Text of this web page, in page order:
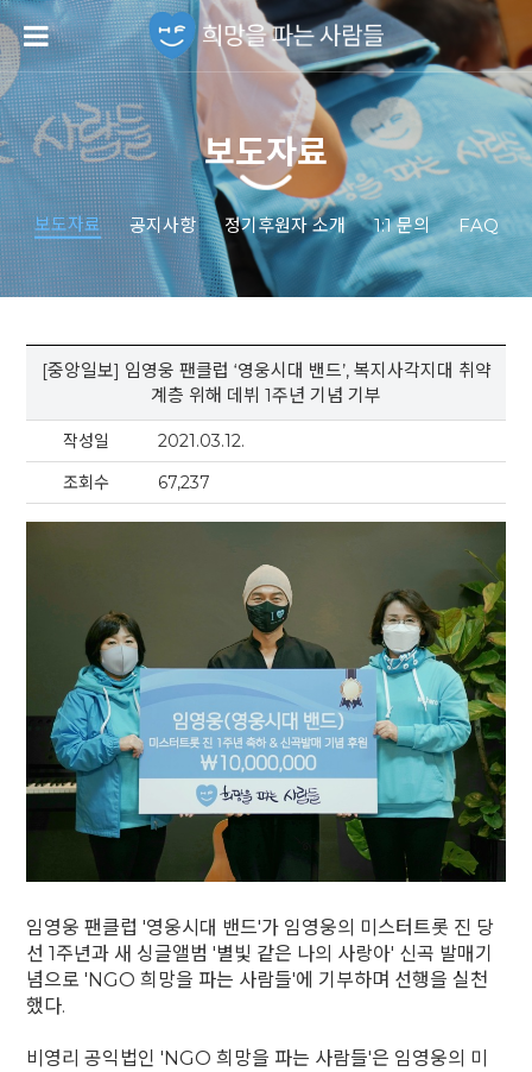
보도자료
보도자료 공지사항 정기후원자 소개 1:1 문의 FAQ
[중앙일보] 임영웅 팬클럽 ‘영웅시대 밴드’, 복지사각지대 취약
계층 위해 데뷔 1주년 기념 기부
작성일
2021.03.12.
조회수
67,237
임영웅 팬클럽 '영웅시대 밴드'가 임영웅의 미스터트롯 진 당
선 1주년과 새 싱글앨범 '별빛 같은 나의 사랑아' 신곡 발매기
념으로 'NGO 희망을 파는 사람들'에 기부하며 선행을 실천
했다.
비영리 공익법인 'NGO 희망을 파는 사람들'은 임영웅의 미